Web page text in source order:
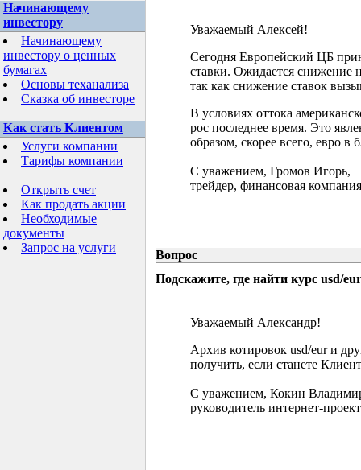
Начинающему
инвестору
Начинающему
инвестору о ценных
бумагах
Основы теханализа
Сказка об инвесторе
Как стать Клиентом
Услуги компании
Тарифы компании
Открыть счет
Как продать акции
Необходимые
документы
Запрос на услуги
Уважаемый Алексей!
Сегодня Европейский ЦБ
ставки. Ожидается снижение
так как снижение ставок
В условиях оттока
рос последнее время. Это
образом, скорее всего, евро
С уважением, Громов Игорь,
трейдер, финансовая
Вопрос
Подскажите, где найти курс usd/
Уважаемый Александр!
Архив котировок usd/eur и
получить, если станете
С уважением, Кокин
руководитель интернет-